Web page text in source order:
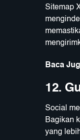
Sitemap
Baca
12.
Social
Bagikan
yang